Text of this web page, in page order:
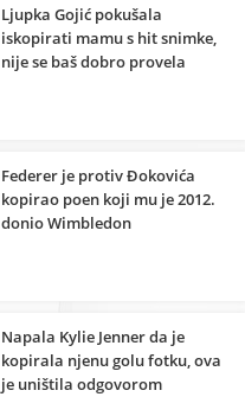
Ljupka Gojić pokušala
iskopirati mamu s hit snimke,
nije se baš dobro provela
Federer je protiv Đokovića
kopirao poen koji mu je 2012.
donio Wimbledon
Napala Kylie Jenner da je
kopirala njenu golu fotku, ova
je uništila odgovorom